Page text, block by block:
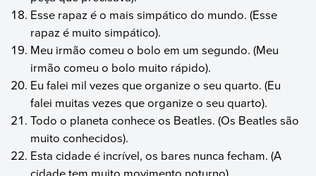
Esse rapaz é o mais simpático do mundo. (Esse
rapaz é muito simpático).
Meu irmão comeu o bolo em um segundo. (Meu
irmão comeu o bolo muito rápido).
Eu falei mil vezes que organize o seu quarto. (Eu
falei muitas vezes que organize o seu quarto).
Todo o planeta conhece os Beatles. (Os Beatles são
muito conhecidos).
Esta cidade é incrível, os bares nunca fecham. (A